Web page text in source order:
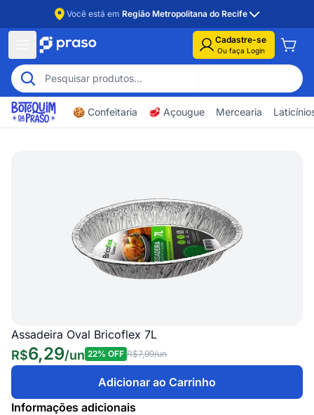
Você está em Região Metropolitana do Recife
Cadastre-se
Ou faça Login
🍪 Confeitaria 🥩 Açougue Mercearia
Informações adicionais
Assadeira Oval Bricoflex 7L
R$6,29/un 22% OFF R$7,99/un
Adicionar ao Carrinho